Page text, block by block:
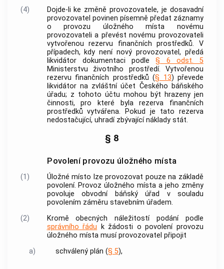
(4)
Dojde-li ke změněprovozovatele, je dosavadní
provozovatel povinen písemně předat záznamy
o provozu úložného místa novému
provozovateli a převést novému provozovateli
vytvořenou rezervu finančních prostředků. V
případech, kdy není novýprovozovatel, předá
likvidátor dokumentaci podle§ 6 odst. 5
Ministerstvu životního prostředí. Vytvořenou
rezervu finančních prostředků (§ 13) převede
likvidátor na zvláštní účet Českého báňského
úřadu; z tohoto účtu mohou být hrazeny jen
činnosti, pro které byla rezerva finančních
prostředků vytvářena. Pokud je tato rezerva
nedostačující, uhradí zbývající náklady stát.
§ 8
Povolení provozu úložného místa
(1)
Úložné místo lze provozovat pouze na základě
povolení. Provoz úložného místa a jeho změny
povoluje obvodní báňský úřad v souladu
povolením záměru stavebním úřadem.
(2)
Kromě obecných náležitostí podání podle
správního řádu k žádosti o povolení provozu
úložného místamusíprovozovatel připojit
a)
schválený plán (§ 5),